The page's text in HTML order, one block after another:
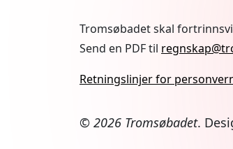
Tromsøbadet skal
Send en PDF til
Retningslinjer for
© 2026 Tromsøbadet.